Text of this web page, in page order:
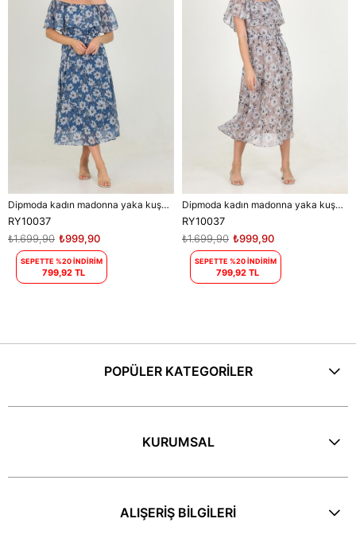
Dipmoda kadın madonna yaka kuşaklı desenli şifon elbise RY10037
RY10037
₺999,90
₺1.699,90
SEPETTE %20 İNDİRİM
799,92 TL
Dipmoda kadın madonna yaka kuşaklı desenli şifon elbise RY10037
RY10037
₺999,90
₺1.699,90
SEPETTE %20 İNDİRİM
799,92 TL
POPÜLER KATEGORİLER
KURUMSAL
ALIŞERİŞ BİLGİLERİ